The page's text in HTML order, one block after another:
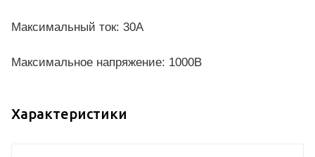
Максимальный ток: 30A
Максимальное напряжение: 1000В
Характеристики